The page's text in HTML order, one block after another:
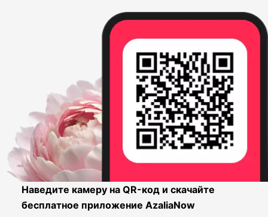
Наведите камеру на QR-код и скачайте
бесплатное приложение AzaliaNow